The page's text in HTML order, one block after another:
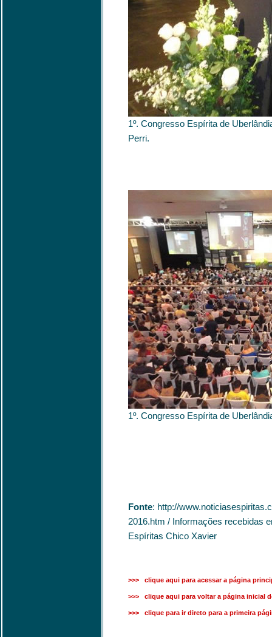
1º. Congresso Espírita de
Perri.
1º. Congresso Espírita de
Fonte: http://
2016.htm / Informações recebidas
Espíritas Chico Xavier
>>> clique aqui para acessar a página
>>> clique aqui para voltar a página inicial
>>> clique para ir direto para a primeira